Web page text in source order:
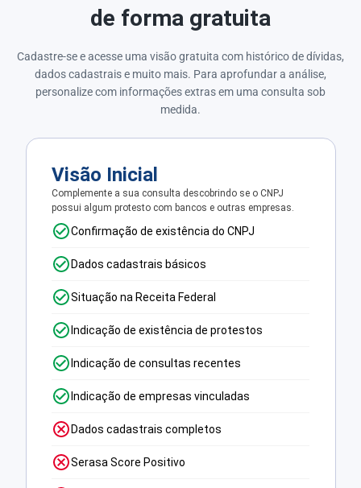
de forma gratuita
Cadastre-se e acesse uma visão gratuita com histórico de dívidas,
dados cadastrais e muito mais. Para aprofundar a análise,
personalize com informações extras em uma consulta sob
medida.
Visão Inicial
Complemente a sua consulta descobrindo se o CNPJ
possui algum protesto com bancos e outras empresas.
Confirmação de existência do CNPJ
Dados cadastrais básicos
Situação na Receita Federal
Indicação de existência de protestos
Indicação de consultas recentes
Indicação de empresas vinculadas
Dados cadastrais completos
Serasa Score Positivo